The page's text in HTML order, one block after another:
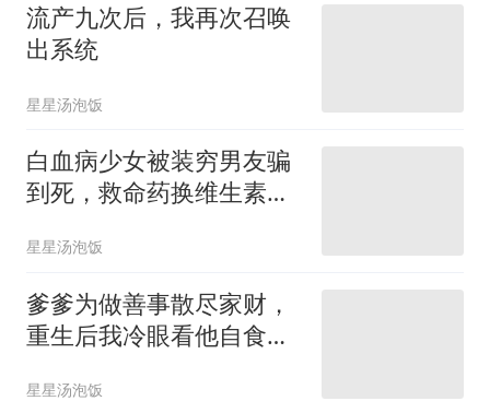
流产九次后，我再次召唤
出系统
星星汤泡饭
白血病少女被装穷男友骗
到死，救命药换维生素，
星星汤泡饭
爹爹为做善事散尽家财，
重生后我冷眼看他自食恶
星星汤泡饭